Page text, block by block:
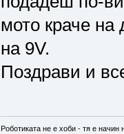
мото краче на
на 9V.
Поздрави и
Роботиката не е хоби - тя е начин